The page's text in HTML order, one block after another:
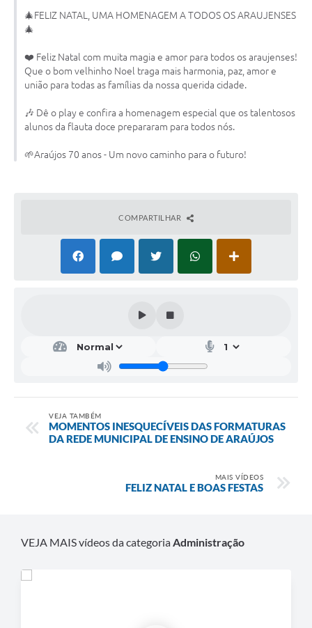
Diário Oficial
Acesso a Informação (Transparência)
Guia de Serviços
Lei Aldir Blanc
Lei de Acesso a Informação
Fala Cidadão
Ouvidoria
Turismo
Obras
🎄FELIZ NATAL, UMA HOMENAGEM A TODOS OS ARAUJENSES
🎄
❤️ Feliz Natal com muita magia e amor para todos os araujenses!
Que o bom velhinho Noel traga mais harmonia, paz, amor e
união para todas as famílias da nossa querida cidade.
🎶 Dê o play e confira a homenagem especial que os talentosos
alunos da flauta doce prepararam para todos nós.
🌱Araújos 70 anos - Um novo caminho para o futuro!
COMPARTILHAR
VEJA TAMBÉM
MOMENTOS INESQUECÍVEIS DAS FORMATURAS
DA REDE MUNICIPAL DE ENSINO DE ARAÚJOS
MAIS VÍDEOS
FELIZ NATAL E BOAS FESTAS
VEJA MAIS vídeos da categoria Administração